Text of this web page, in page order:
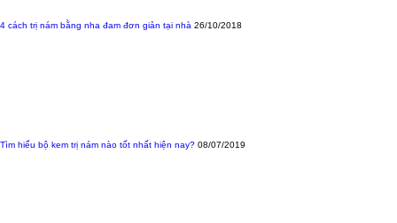
4 cách trị nám bằng nha đam đơn giản tại nhà 26/10/2018
Tìm hiểu bộ kem trị nám nào tốt nhất hiện nay? 08/07/2019